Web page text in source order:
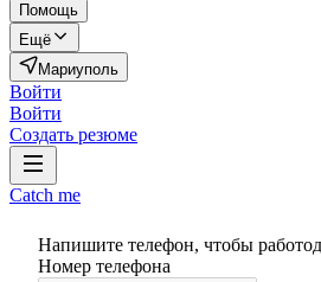
Помощь
Ещё
Мариуполь
Войти
Войти
Создать резюме
Catch me
Напишите телефон, чтобы
Номер телефона